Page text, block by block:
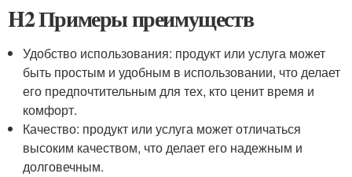
H2 Примеры преимуществ
Удобство использования: продукт или услуга может
быть простым и удобным в использовании, что делает
его предпочтительным для тех, кто ценит время и
комфорт.
Качество: продукт или услуга может отличаться
высоким качеством, что делает его надежным и
долговечным.